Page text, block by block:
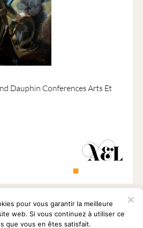
Dauphin Conferences Arts Et
pour vous garantir la meilleure
web. Si vous continuez à utiliser ce
que vous en êtes satisfait.